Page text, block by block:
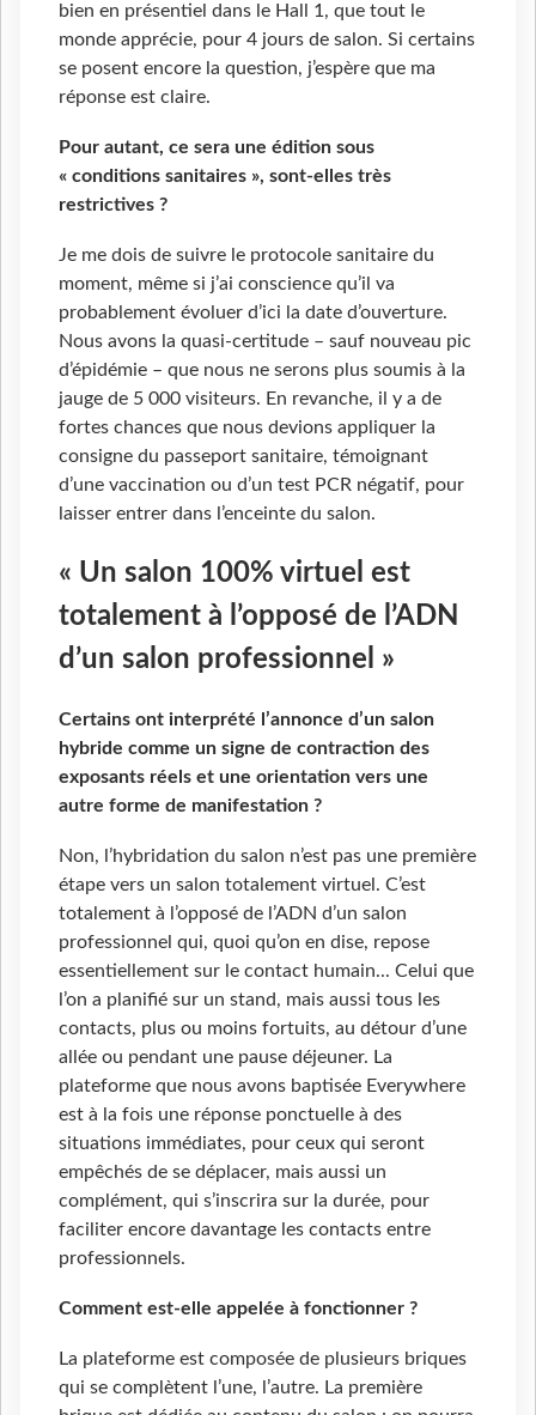
bien en présentiel dans le Hall 1, que tout le
monde apprécie, pour 4 jours de salon. Si certains
se posent encore la question, j’espère que ma
réponse est claire.
Pour autant, ce sera une édition sous
« conditions sanitaires », sont-elles très
restrictives ?
Je me dois de suivre le protocole sanitaire du
moment, même si j’ai conscience qu’il va
probablement évoluer d’ici la date d’ouverture.
Nous avons la quasi-certitude – sauf nouveau pic
d’épidémie – que nous ne serons plus soumis à la
jauge de 5 000 visiteurs. En revanche, il y a de
fortes chances que nous devions appliquer la
consigne du passeport sanitaire, témoignant
d’une vaccination ou d’un test PCR négatif, pour
laisser entrer dans l’enceinte du salon.
« Un salon 100% virtuel est
totalement à l’opposé de l’ADN
d’un salon professionnel »
Certains ont interprété l’annonce d’un salon
hybride comme un signe de contraction des
exposants réels et une orientation vers une
autre forme de manifestation ?
Non, l’hybridation du salon n’est pas une première
étape vers un salon totalement virtuel. C’est
totalement à l’opposé de l’ADN d’un salon
professionnel qui, quoi qu’on en dise, repose
essentiellement sur le contact humain... Celui que
l’on a planifié sur un stand, mais aussi tous les
contacts, plus ou moins fortuits, au détour d’une
allée ou pendant une pause déjeuner. La
plateforme que nous avons baptisée Everywhere
est à la fois une réponse ponctuelle à des
situations immédiates, pour ceux qui seront
empêchés de se déplacer, mais aussi un
complément, qui s’inscrira sur la durée, pour
faciliter encore davantage les contacts entre
professionnels.
Comment est-elle appelée à fonctionner ?
La plateforme est composée de plusieurs briques
qui se complètent l’une, l’autre. La première